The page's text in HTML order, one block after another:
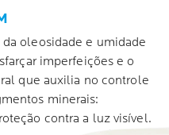
oleosidade e umidade
imperfeições e o
que auxilia no controle
minerais:
contra a luz visível.